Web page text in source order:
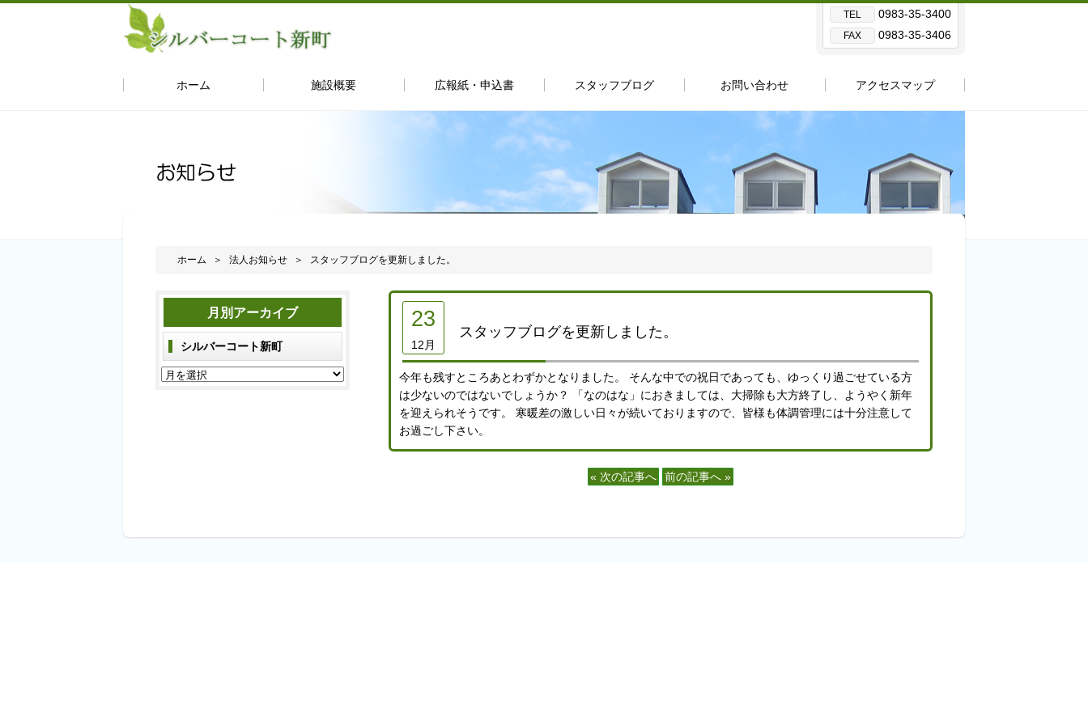
TEL 0983-35-3400
FAX 0983-35-3406
ホーム 施設概要 広報紙・申込書 スタッフブログ お問い合わせ アクセスマップ
ホーム 法人お知らせ スタッフブログを更新しました。
23
12月
スタッフブログを更新しました。
今年も残すところあとわずかとなりました。 そんな中での祝日であっても、ゆっくり過ごせている方
は少ないのではないでしょうか？ 「なのはな」におきましては、大掃除も大方終了し、ようやく新年
を迎えられそうです。 寒暖差の激しい日々が続いておりますので、皆様も体調管理には十分注意して
お過ごし下さい。
« 次の記事へ 前の記事へ »
月別アーカイブ
シルバーコート新町